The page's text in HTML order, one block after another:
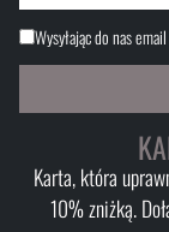
Wysyłając do nas
Karta, która
10% zniżką.